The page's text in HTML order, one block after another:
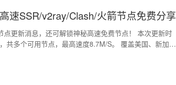
速SSR/v2ray/Clash/火箭节点免费分享
点更新消息，还可解锁神秘高速免费节点！ 本次更新时
共多个可用节点，最高速度8.7M/S。 覆盖美国、新加